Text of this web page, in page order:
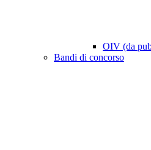
OIV (da
Bandi di concorso